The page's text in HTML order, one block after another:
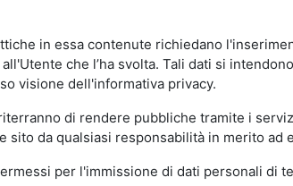
in essa contenute richiedano
che l’ha svolta. Tali dati si
visione dell'informativa privacy.
di rendere pubbliche tramite i
sito da qualsiasi responsabilità in merito ad
per l'immissione di dati personali di